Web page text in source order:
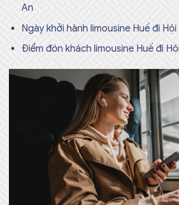
An
Ngày khởi hành limousine Huế đi Hội
Điểm đón khách limousine Huế đi